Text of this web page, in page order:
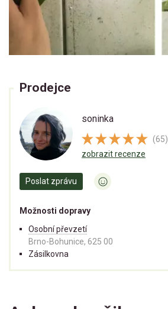
Prodejce
soninka
(65)
zobrazit recenze
Poslat zprávu
Možnosti dopravy
Osobní převzetí
Brno-Bohunice, 625 00
Zásilkovna